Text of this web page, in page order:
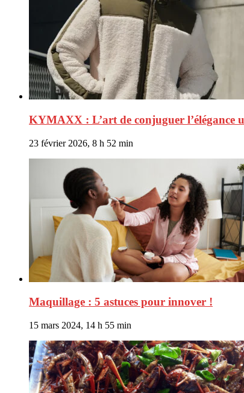
KYMAXX : L’art de conjuguer l’élégance
23 février 2026, 8 h 52 min
Maquillage : 5 astuces pour innover !
15 mars 2024, 14 h 55 min